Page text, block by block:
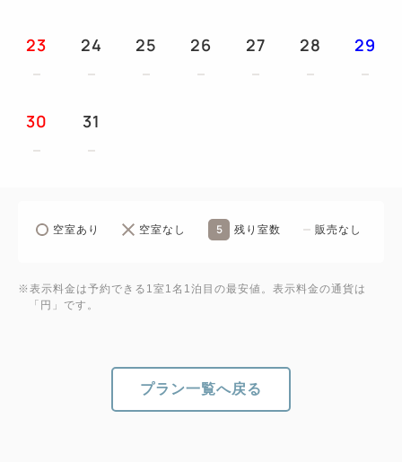
23 24 25 26 27 28 29
30 31
空室あり 空室なし 5 残り室数 販売なし
※表示料金は予約できる1室1名1泊目の最安値。表示料金の通貨は
「円」です。
プラン一覧へ戻る